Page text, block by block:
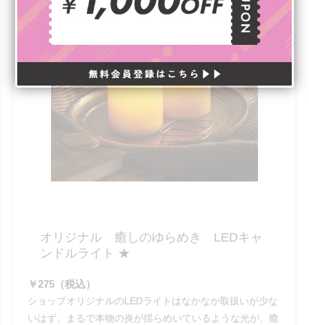
オリジナル 癒しのゆらめき LEDキャ
ンドルライト ★
￥275（税込）
ショップオリジナルのLEDライトはなかなか取扱いが少な
いはず。まるで本物の炎が揺らめいているような光が、癒